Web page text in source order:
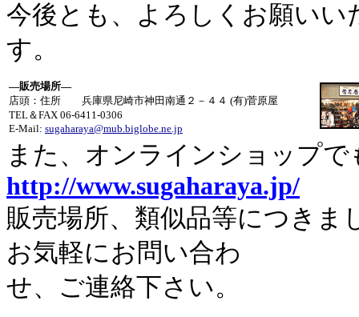
今後とも、よろしくお願いい
す。 感
―販売場所―
店頭：住所 兵庫県尼崎市神田南通２－４４ (有)菅原屋
TEL＆FAX 06-6411-0306
E-Mail: sugaharaya@mub.biglobe.ne.jp
また、オンラインショップ
http://www.sugaharaya.jp/
販売場所、類似品等につきま
お気軽にお問い合わ
せ、ご連絡下さい。